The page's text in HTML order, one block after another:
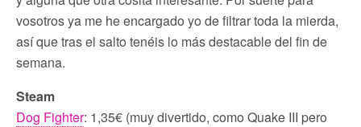
vosotros ya me he encargado yo de filtrar toda la mierda,
así que tras el salto tenéis lo más destacable del fin de
semana.
Steam
Dog Fighter: 1,35€ (muy divertido, como Quake III pero